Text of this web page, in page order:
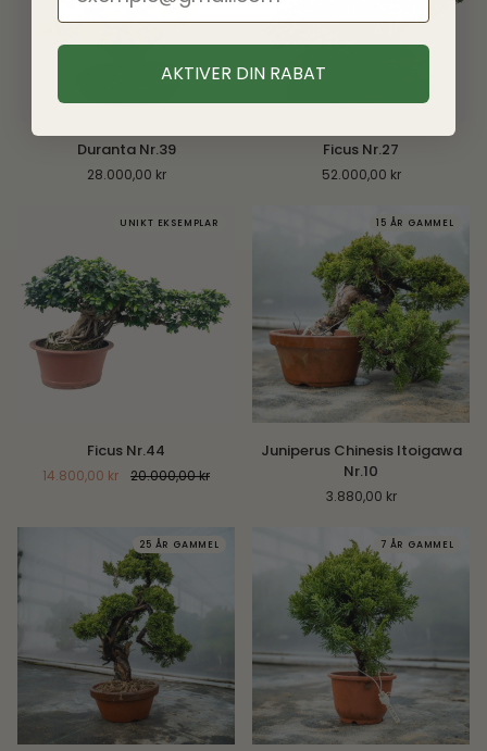
Duranta Duranta Nr.39
28.000,00 kr
Ficus
Ficus Nr.27
52.000,00 kr
UNIKT EKSEMPLAR
Ficus Nr.44
14.800,00 kr 20.000,00 kr
15 ÅR GAMMEL
Juniperus
Chinesis
Juniperus Chinesis Itoigawa
Nr.10
3.880,00 kr
25 ÅR GAMMEL 7 ÅR GAMMEL
AKTIVER DIN RABAT